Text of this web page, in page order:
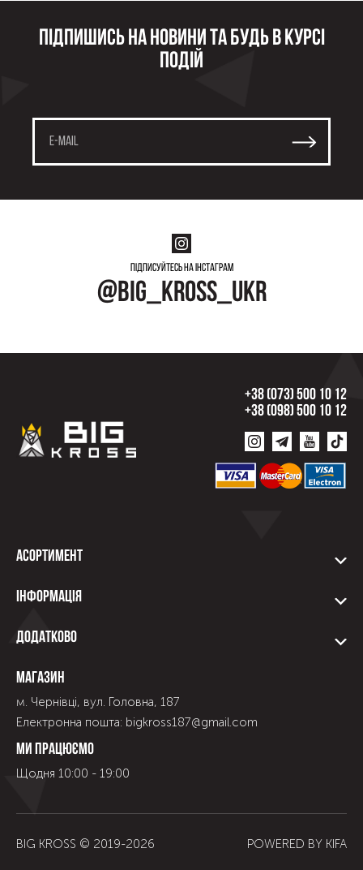
Підпишись на новини та будь в курсі
подій
Підписуйтесь на інстаграм
@big_kross_ukr
+38 (073) 500 10 12
+38 (098) 500 10 12
Асортимент
Інформація
Додатково
Магазин
м. Чернівці, вул. Головна, 187
Електронна пошта: bigkross187@gmail.com
Ми працюємо
Щодня 10:00 - 19:00
BIG KROSS © 2019-2026 POWERED BY KIFA